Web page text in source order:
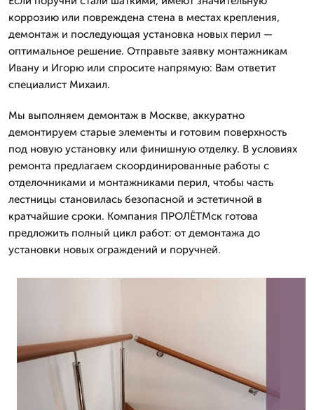
коррозию или повреждена стена в местах крепления,
демонтаж и последующая установка новых перил —
оптимальное решение. Отправьте заявку монтажникам
Ивану и Игорю или спросите напрямую: Вам ответит
специалист Михаил.
Мы выполняем демонтаж в Москве, аккуратно
демонтируем старые элементы и готовим поверхность
под новую установку или финишную отделку. В условиях
ремонта предлагаем скоординированные работы с
отделочниками и монтажниками перил, чтобы часть
лестницы становилась безопасной и эстетичной в
кратчайшие сроки. Компания ПРОЛЁТМск готова
предложить полный цикл работ: от демонтажа до
установки новых ограждений и поручней.